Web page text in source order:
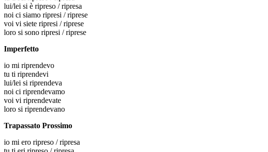
lui/lei si è ripreso / ripresa
noi ci siamo ripresi / riprese
voi vi siete ripresi / riprese
loro si sono ripresi / riprese
Imperfetto
io mi riprendevo
tu ti riprendevi
lui/lei si riprendeva
noi ci riprendevamo
voi vi riprendevate
loro si riprendevano
Trapassato Prossimo
io mi ero ripreso / ripresa